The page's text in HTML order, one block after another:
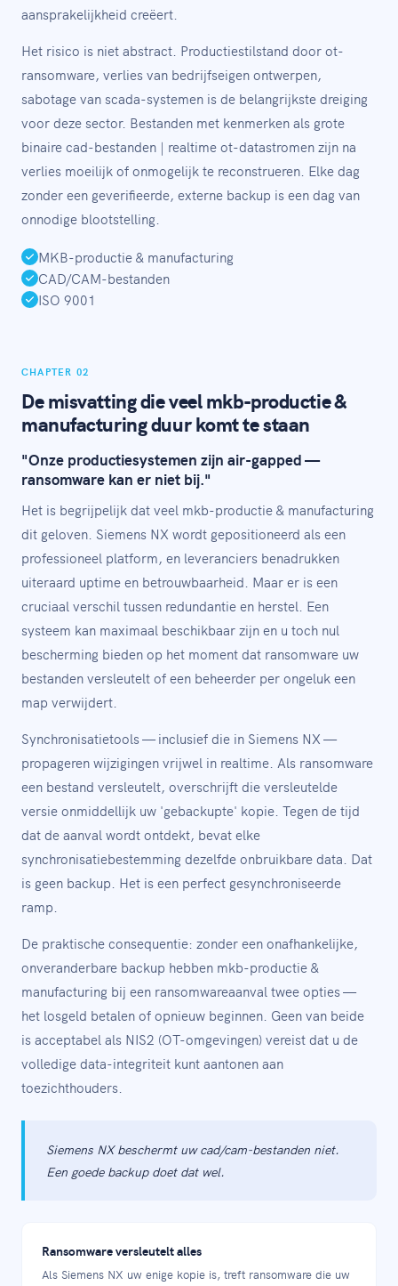
aansprakelijkheid creëert.
Het risico is niet abstract. Productiestilstand door ot-
ransomware, verlies van bedrijfseigen ontwerpen,
sabotage van scada-systemen is de belangrijkste dreiging
voor deze sector. Bestanden met kenmerken als grote
binaire cad-bestanden | realtime ot-datastromen zijn na
verlies moeilijk of onmogelijk te reconstrueren. Elke dag
zonder een geverifieerde, externe backup is een dag van
onnodige blootstelling.
MKB-productie & manufacturing
CAD/CAM-bestanden
ISO 9001
CHAPTER 02
De misvatting die veel mkb-productie &
manufacturing duur komt te staan
"Onze productiesystemen zijn air-gapped —
ransomware kan er niet bij."
Het is begrijpelijk dat veel mkb-productie & manufacturing
dit geloven. Siemens NX wordt gepositioneerd als een
professioneel platform, en leveranciers benadrukken
uiteraard uptime en betrouwbaarheid. Maar er is een
cruciaal verschil tussen redundantie en herstel. Een
systeem kan maximaal beschikbaar zijn en u toch nul
bescherming bieden op het moment dat ransomware uw
bestanden versleutelt of een beheerder per ongeluk een
map verwijdert.
Synchronisatietools — inclusief die in Siemens NX —
propageren wijzigingen vrijwel in realtime. Als ransomware
een bestand versleutelt, overschrijft die versleutelde
versie onmiddellijk uw 'gebackupte' kopie. Tegen de tijd
dat de aanval wordt ontdekt, bevat elke
synchronisatiebestemming dezelfde onbruikbare data. Dat
is geen backup. Het is een perfect gesynchroniseerde
ramp.
De praktische consequentie: zonder een onafhankelijke,
onveranderbare backup hebben mkb-productie &
manufacturing bij een ransomwareaanval twee opties —
het losgeld betalen of opnieuw beginnen. Geen van beide
is acceptabel als NIS2 (OT-omgevingen) vereist dat u de
volledige data-integriteit kunt aantonen aan
toezichthouders.
Siemens NX beschermt uw cad/cam-bestanden niet.
Een goede backup doet dat wel.
Ransomware versleutelt alles
Als Siemens NX uw enige kopie is, treft ransomware die uw